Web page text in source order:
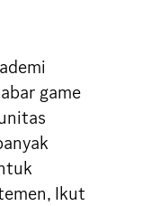
game
Ikut